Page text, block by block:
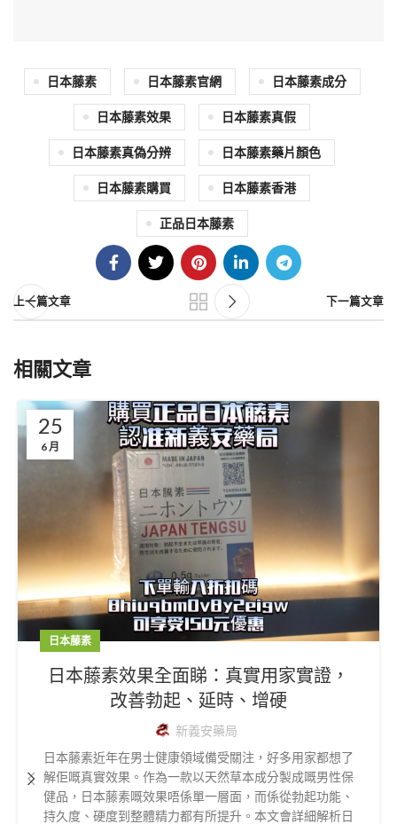
日本藤素 日本藤素官網 日本藤素成分
日本藤素效果 日本藤素真假
日本藤素真偽分辨 日本藤素藥片顏色
日本藤素購買 日本藤素香港
正品日本藤素
上一篇文章 下一篇文章
相關文章
25
6 月
日本藤素
日本藤素效果全面睇：真實用家實證，
改善勃起、延時、增硬
新義安藥局
日本藤素近年在男士健康領域備受關注，好多用家都想了
解佢嘅真實效果。作為一款以天然草本成分製成嘅男性保
健品，日本藤素嘅效果唔係單一層面，而係從勃起功能、
持久度、硬度到整體精力都有所提升。本文會詳細解析日